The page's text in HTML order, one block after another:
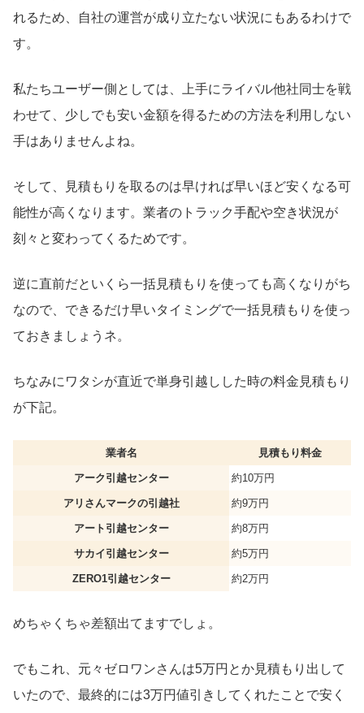
れるため、自社の運営が成り立たない状況にもあるわけで
す。
私たちユーザー側としては、上手にライバル他社同士を戦
わせて、少しでも安い金額を得るための方法を利用しない
手はありませんよね。
そして、見積もりを取るのは早ければ早いほど安くなる可
能性が高くなります。業者のトラック手配や空き状況が
刻々と変わってくるためです。
逆に直前だといくら一括見積もりを使っても高くなりがち
なので、できるだけ早いタイミングで一括見積もりを使っ
ておきましょうネ。
ちなみにワタシが直近で単身引越しした時の料金見積もり
が下記。
業者名 見積もり料金
アーク引越センター 約10万円
アリさんマークの引越社 約9万円
アート引越センター 約8万円
サカイ引越センター 約5万円
ZERO1引越センター 約2万円
めちゃくちゃ差額出てますでしょ。
でもこれ、元々ゼロワンさんは5万円とか見積もり出して
いたので、最終的には3万円値引きしてくれたことで安く